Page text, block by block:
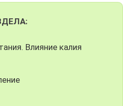
Влияние калия